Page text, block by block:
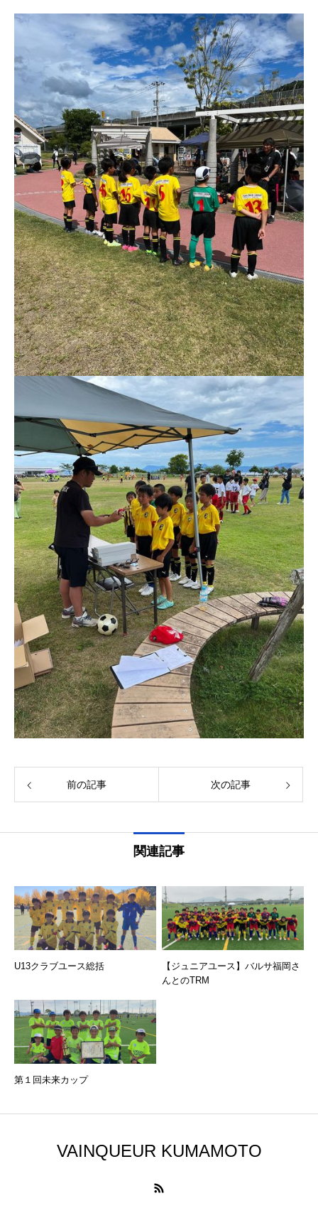
前の記事 次の記事
関連記事
U13クラブユース総括
【ジュニアユース】バルサ福岡さ
んとのTRM
第１回未来カップ
VAINQUEUR KUMAMOTO